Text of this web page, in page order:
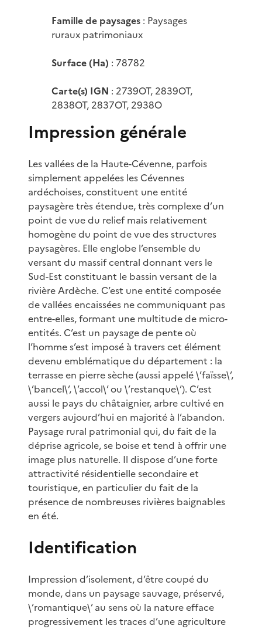
Famille de paysages : Paysages
ruraux patrimoniaux
Surface (Ha) : 78782
Carte(s) IGN : 2739OT, 2839OT,
2838OT, 2837OT, 2938O
Impression générale
Les vallées de la Haute-Cévenne, parfois
simplement appelées les Cévennes
ardéchoises, constituent une entité
paysagère très étendue, très complexe d’un
point de vue du relief mais relativement
homogène du point de vue des structures
paysagères. Elle englobe l’ensemble du
versant du massif central donnant vers le
Sud-Est constituant le bassin versant de la
rivière Ardèche. C’est une entité composée
de vallées encaissées ne communiquant pas
entre-elles, formant une multitude de micro-
entités. C’est un paysage de pente où
l’homme s’est imposé à travers cet élément
devenu emblématique du département : la
terrasse en pierre sèche (aussi appelé \’faïsse\’,
\’bancel\’, \’accol\’ ou \’restanque\’). C’est
aussi le pays du châtaignier, arbre cultivé en
vergers aujourd’hui en majorité à l’abandon.
Paysage rural patrimonial qui, du fait de la
déprise agricole, se boise et tend à offrir une
image plus naturelle. Il dispose d’une forte
attractivité résidentielle secondaire et
touristique, en particulier du fait de la
présence de nombreuses rivières baignables
en été.
Identification
Impression d’isolement, d’être coupé du
monde, dans un paysage sauvage, préservé,
\’romantique\’ au sens où la nature efface
progressivement les traces d’une agriculture